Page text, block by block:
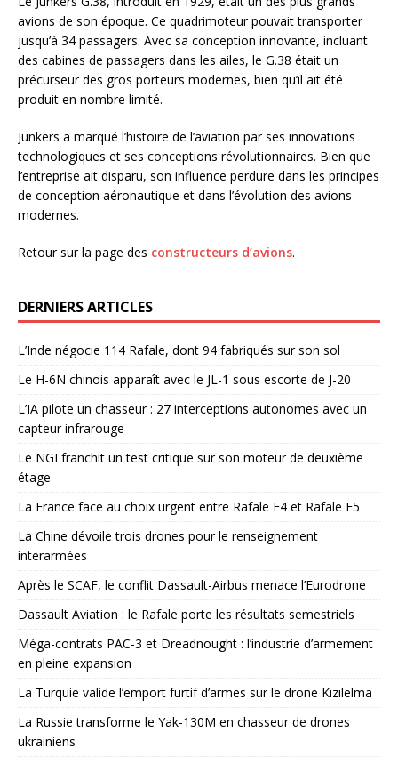
avions de son époque. Ce quadrimoteur pouvait transporter
jusqu’à 34 passagers. Avec sa conception innovante, incluant
des cabines de passagers dans les ailes, le G.38 était un
précurseur des gros porteurs modernes, bien qu’il ait été
produit en nombre limité.
Junkers a marqué l’histoire de l’aviation par ses innovations
technologiques et ses conceptions révolutionnaires. Bien que
l’entreprise ait disparu, son influence perdure dans les principes
de conception aéronautique et dans l’évolution des avions
modernes.
Retour sur la page des constructeurs d’avions.
DERNIERS ARTICLES
L’Inde négocie 114 Rafale, dont 94 fabriqués sur son sol
Le H-6N chinois apparaît avec le JL-1 sous escorte de J-20
L’IA pilote un chasseur : 27 interceptions autonomes avec un
capteur infrarouge
Le NGI franchit un test critique sur son moteur de deuxième
étage
La France face au choix urgent entre Rafale F4 et Rafale F5
La Chine dévoile trois drones pour le renseignement
interarmées
Après le SCAF, le conflit Dassault-Airbus menace l’Eurodrone
Dassault Aviation : le Rafale porte les résultats semestriels
Méga-contrats PAC-3 et Dreadnought : l’industrie d’armement
en pleine expansion
La Turquie valide l’emport furtif d’armes sur le drone Kızılelma
La Russie transforme le Yak-130M en chasseur de drones
ukrainiens